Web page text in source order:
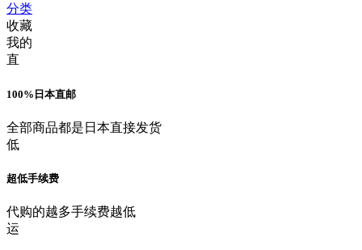
分类
收藏
我的
直
100%日本直邮
全部商品都是日本直接发货
低
超低手续费
代购的越多手续费越低
运